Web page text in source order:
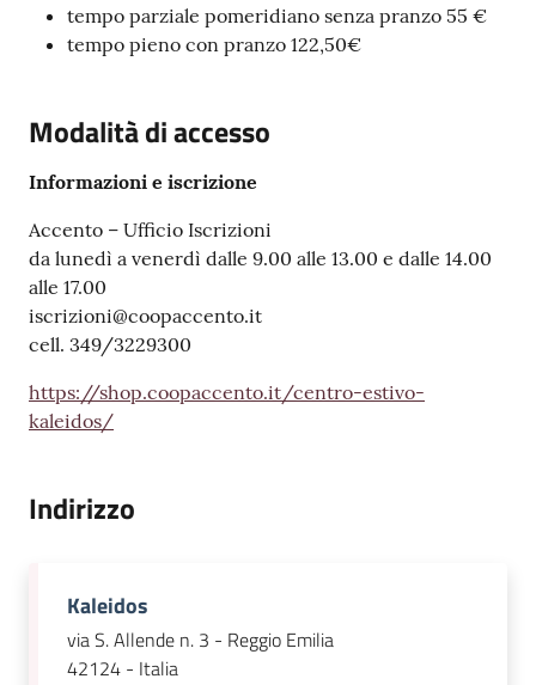
tempo parziale pomeridiano senza pranzo 55 €
tempo pieno con pranzo 122,50€
Modalità di accesso
Informazioni e iscrizione
Accento – Ufficio Iscrizioni
da lunedì a venerdì dalle 9.00 alle 13.00 e dalle 14.00
alle 17.00
iscrizioni@coopaccento.it
cell. 349/3229300
https://shop.coopaccento.it/centro-estivo-
kaleidos/
Indirizzo
Kaleidos
via S. Allende n. 3 - Reggio Emilia
42124 - Italia